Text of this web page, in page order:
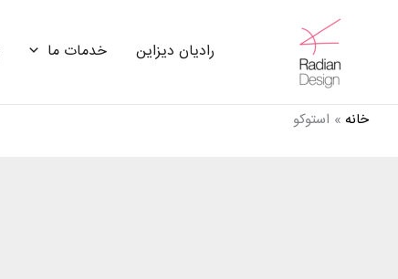
رادیان دیزاین خدمات ما
خانه استوکو